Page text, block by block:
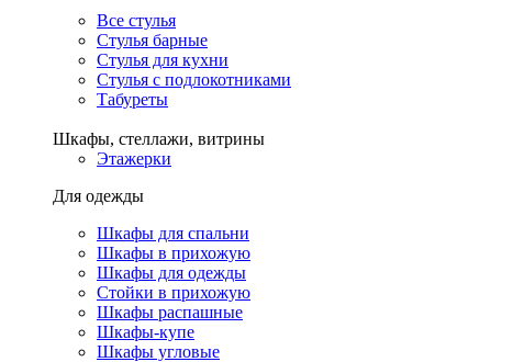
Все стулья
Стулья барные
Стулья для кухни
Стулья с подлокотниками
Табуреты
Шкафы, стеллажи, витрины
Этажерки
Для одежды
Шкафы для спальни
Шкафы в прихожую
Шкафы для одежды
Стойки в прихожую
Шкафы распашные
Шкафы-купе
Шкафы угловые